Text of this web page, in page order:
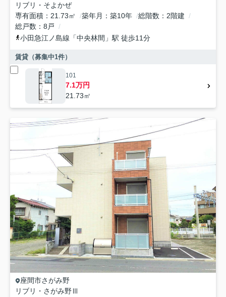
リブリ・そよかぜ
専有面積
21.73㎡ 築年月 築10年 総階数
2階建
総戸数
8戸
小田急江ノ島線 「中央林間 」駅 徒歩11分
賃貸（募集中1件）
101
7.1万円
21.73㎡
座間市さがみ野
リブリ・さがみ野Ⅲ